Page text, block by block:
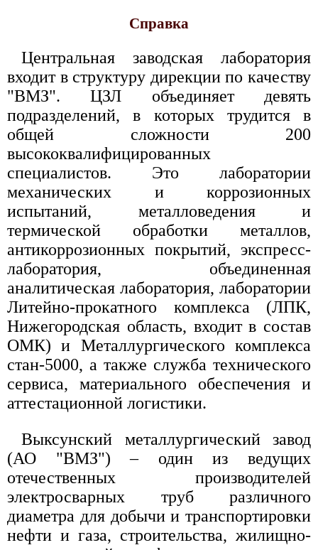
Справка
Центральная заводская лаборатория
входит в структуру дирекции по качеству
"ВМЗ". ЦЗЛ объединяет девять
подразделений, в которых трудится в
общей сложности 200
высококвалифицированных
специалистов. Это лаборатории
механических и коррозионных
испытаний, металловедения и
термической обработки металлов,
антикоррозионных покрытий, экспресс-
лаборатория, объединенная
аналитическая лаборатория, лаборатории
Литейно-прокатного комплекса (ЛПК,
Нижегородская область, входит в состав
ОМК) и Металлургического комплекса
стан-5000, а также служба технического
сервиса, материального обеспечения и
аттестационной логистики.
Выксунский металлургический завод
(АО "ВМЗ") – один из ведущих
отечественных производителей
электросварных труб различного
диаметра для добычи и транспортировки
нефти и газа, строительства, жилищно-